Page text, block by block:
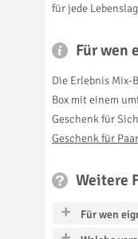
für jede
Für wen
Die Erlebnis Mix-
Box mit einem
Geschenk für
Geschenk für
Weitere
Für wen